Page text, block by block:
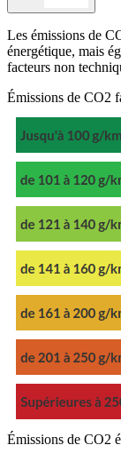
Les émissions de
énergétique, mais
facteurs non
Émissions de CO2
Émissions de CO2